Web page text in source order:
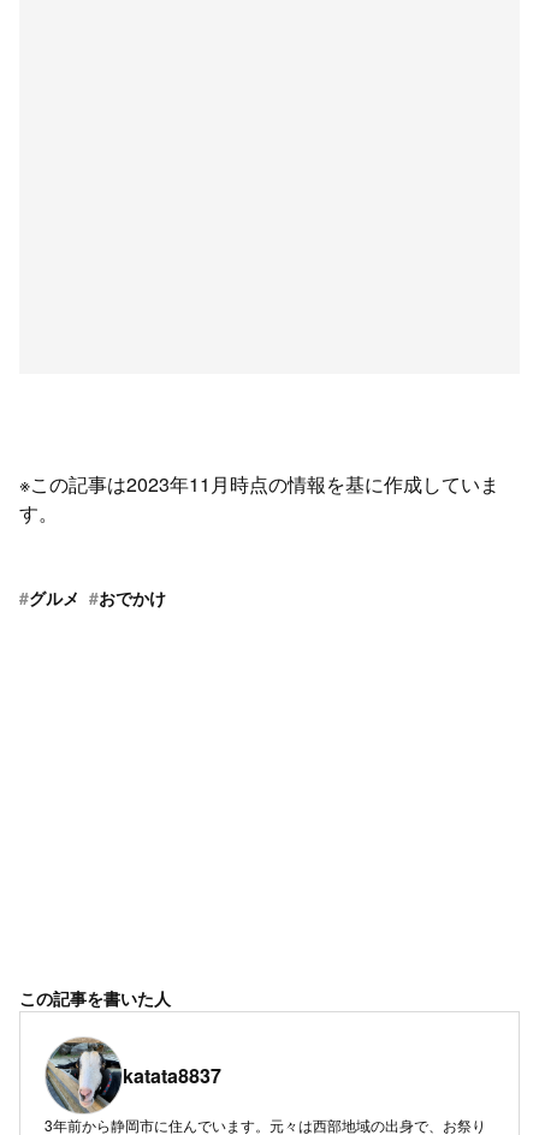
※この記事は2023年11月時点の情報を基に作成していま
す。
#グルメ #おでかけ
この記事を書いた人
katata8837
3年前から静岡市に住んでいます。元々は西部地域の出身で、お祭り